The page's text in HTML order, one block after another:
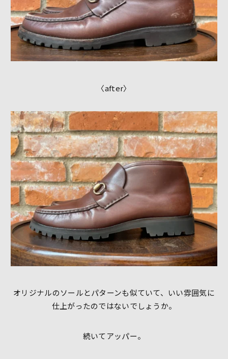
〈after〉
オリジナルのソールとパターンも似ていて、いい雰囲気に
仕上がったのではないでしょうか。
続いてアッパー。